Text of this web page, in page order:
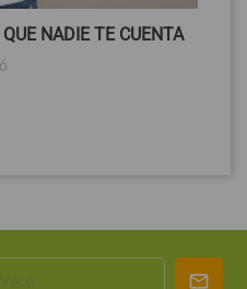
NADIE TE CUENTA